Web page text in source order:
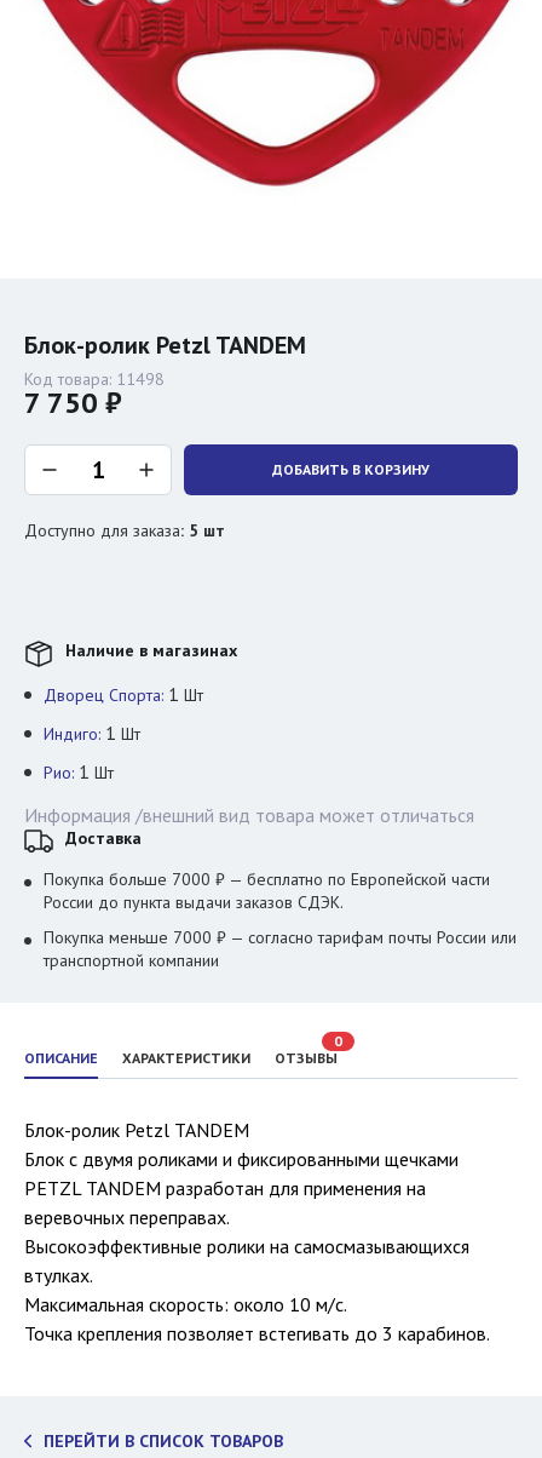
Блок-ролик Petzl TANDEM
Код товара: 11498
7 750 ₽
ДОБАВИТЬ В КОРЗИНУ
Доступно для заказа: 5 шт
ОПИСАНИЕ ХАРАКТЕРИСТИКИ ОТЗЫВЫ
0
Блок-ролик Petzl TANDEM
Блок с двумя роликами и фиксированными щечками
PETZL TANDEM разработан для применения на
веревочных переправах.
Высокоэффективные ролики на самосмазывающихся
втулках.
Максимальная скорость: около 10 м/с.
Точка крепления позволяет встегивать до 3 карабинов.
ПЕРЕЙТИ В СПИСОК ТОВАРОВ
Наличие в магазинах
Дворец Спорта: 1 Шт
Индиго: 1 Шт
Рио: 1 Шт
Информация /внешний вид товара может отличаться
Доставка
Покупка больше 7000 ₽ — бесплатно по Европейской части
России до пункта выдачи заказов СДЭК.
Покупка меньше 7000 ₽ — согласно тарифам почты России или
транспортной компании